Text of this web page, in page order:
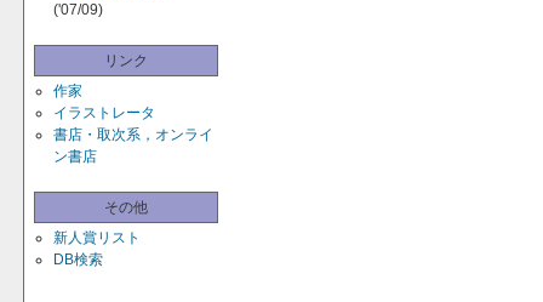
('07/09)
リンク
作家
イラストレータ
書店・取次系，オンライ
ン書店
その他
新人賞リスト
DB検索